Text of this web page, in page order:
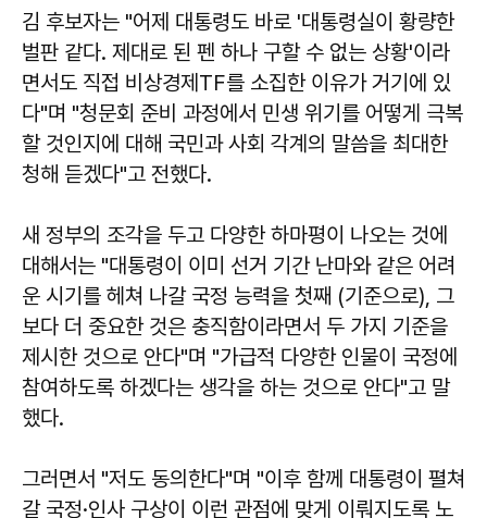
김 후보자는 "어제 대통령도 바로 '대통령실이 황량한
벌판 같다. 제대로 된 펜 하나 구할 수 없는 상황'이라
면서도 직접 비상경제TF를 소집한 이유가 거기에 있
다"며 "청문회 준비 과정에서 민생 위기를 어떻게 극복
할 것인지에 대해 국민과 사회 각계의 말씀을 최대한
청해 듣겠다"고 전했다.
새 정부의 조각을 두고 다양한 하마평이 나오는 것에
대해서는 "대통령이 이미 선거 기간 난마와 같은 어려
운 시기를 헤쳐 나갈 국정 능력을 첫째 (기준으로), 그
보다 더 중요한 것은 충직함이라면서 두 가지 기준을
제시한 것으로 안다"며 "가급적 다양한 인물이 국정에
참여하도록 하겠다는 생각을 하는 것으로 안다"고 말
했다.
그러면서 "저도 동의한다"며 "이후 함께 대통령이 펼쳐
갈 국정·인사 구상이 이런 관점에 맞게 이뤄지도록 노